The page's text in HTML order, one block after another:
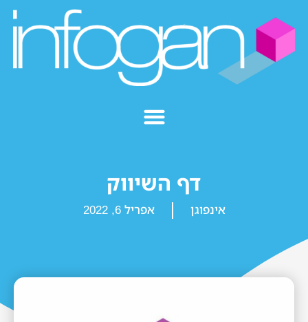
דף השיווק
אינפוגן אפריל 6, 2022